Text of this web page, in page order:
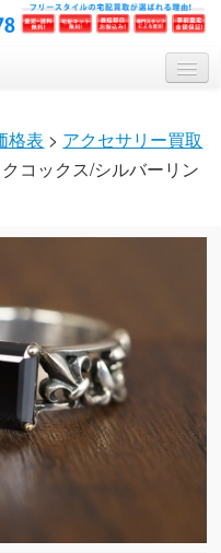
格表 > アクセサリー買取
コックス/シルバーリン